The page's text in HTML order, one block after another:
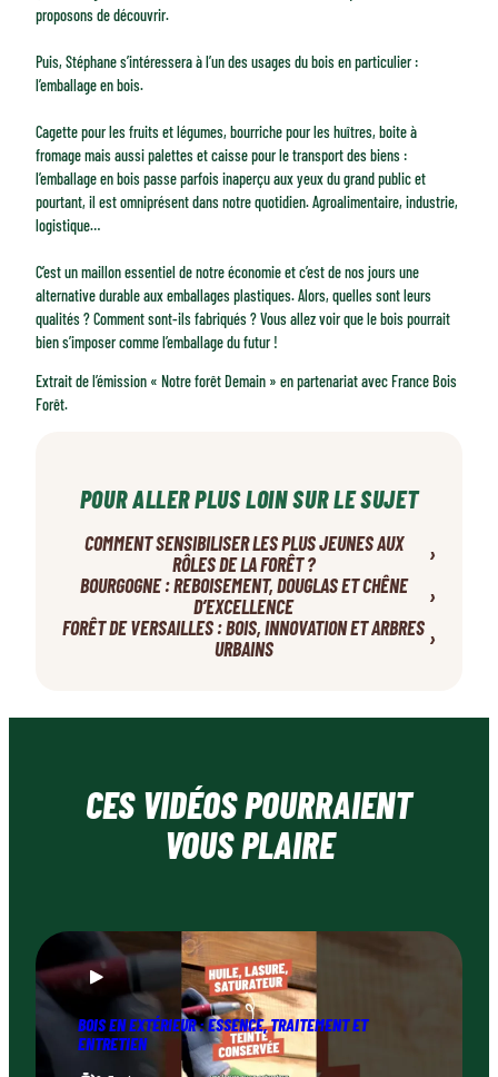
proposons de découvrir.
Puis, Stéphane s’intéressera à l’un des usages du bois en particulier :
l’emballage en bois.
Cagette pour les fruits et légumes, bourriche pour les huîtres, boite à
fromage mais aussi palettes et caisse pour le transport des biens :
l’emballage en bois passe parfois inaperçu aux yeux du grand public et
pourtant, il est omniprésent dans notre quotidien. Agroalimentaire, industrie,
logistique…
C’est un maillon essentiel de notre économie et c’est de nos jours une
alternative durable aux emballages plastiques. Alors, quelles sont leurs
qualités ? Comment sont-ils fabriqués ? Vous allez voir que le bois pourrait
bien s’imposer comme l’emballage du futur !
Extrait de l’émission « Notre forêt Demain » en partenariat avec France Bois
Forêt.
POUR ALLER PLUS LOIN SUR LE SUJET
COMMENT SENSIBILISER LES PLUS JEUNES AUX
RÔLES DE LA FORÊT ?
›
BOURGOGNE : REBOISEMENT, DOUGLAS ET CHÊNE
D’EXCELLENCE
›
FORÊT DE VERSAILLES : BOIS, INNOVATION ET ARBRES
URBAINS
›
CES VIDÉOS POURRAIENT
VOUS PLAIRE
BOIS EN EXTÉRIEUR : ESSENCE, TRAITEMENT ET
ENTRETIEN